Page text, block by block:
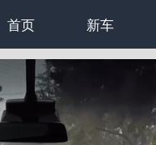
首页 新车